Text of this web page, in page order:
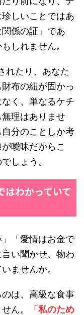
しいことではあ
係の証」であ
しれません。
れたり、あなた
布の紐が固かっ
く、単なるケチ
理はありませ
分のことしか考
曖昧だからこ
しょう。
はわかっていて
」「愛情はお金で
い聞かせ、物わ
ませんか。
は、高級な食事
ん。
「私のため